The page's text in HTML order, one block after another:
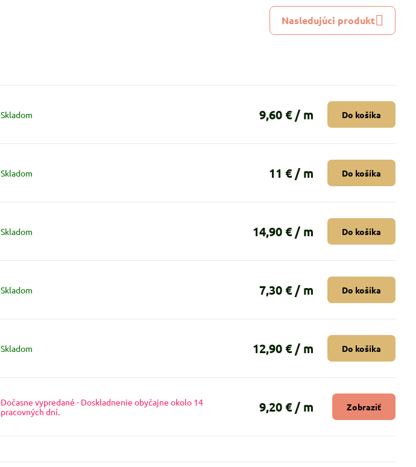
Nasledujúci produkt
Skladom 9,60 €/ m Do košíka
Skladom 11 €/ m Do košíka
Skladom 14,90 €/ m Do košíka
Skladom 7,30 €/ m Do košíka
Skladom 12,90 €/ m Do košíka
Dočasne vypredané - Doskladnenie obyčajne okolo 14
pracovných dní.
9,20 €/ m Zobraziť